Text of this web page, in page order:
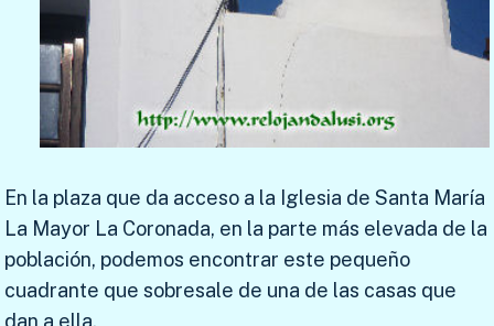
En la plaza que da acceso a la Iglesia de Santa María
La Mayor La Coronada, en la parte más elevada de la
población, podemos encontrar este pequeño
cuadrante que sobresale de una de las casas que